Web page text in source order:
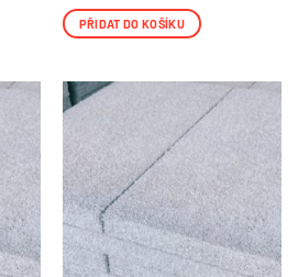
PŘIDAT DO KOŠÍKU